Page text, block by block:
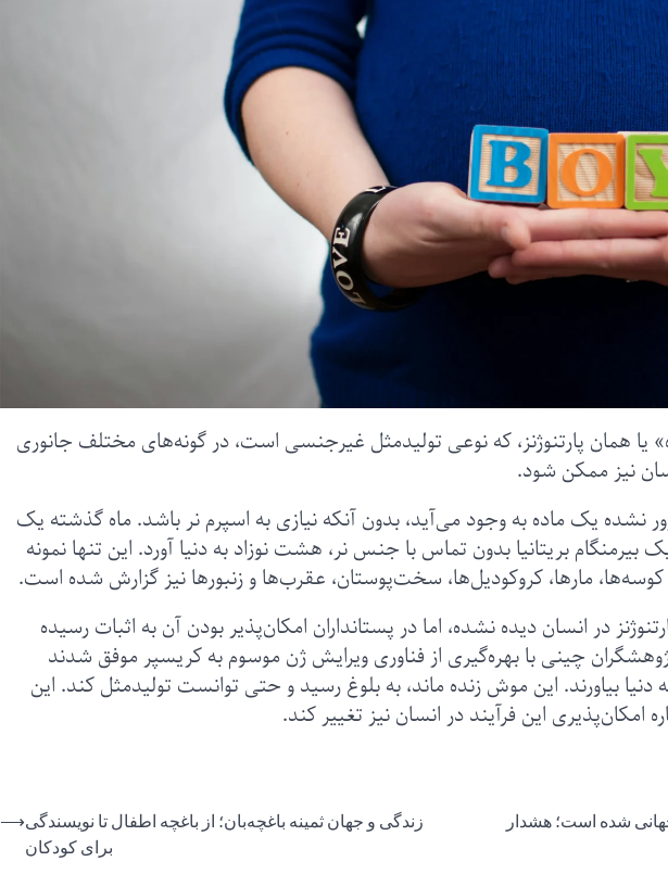
یا همان پارتنوژنز، که نوعی تولیدمثل غیرجنسی است، در گونه‌های مختلف جانوری
نیز ممکن شود.
نشده یک ماده به وجود می‌آید، بدون آنکه نیازی به اسپرم نر باشد. ماه گذشته یک
بریتانیا بدون تماس با جنس نر، هشت نوزاد به دنیا آورد. این تنها نمونه
مارها، کروکودیل‌ها، سخت‌پوستان، عقرب‌ها و زنبورها نیز گزارش شده است.
در انسان دیده نشده، اما در پستانداران امکان‌پذیر بودن آن به اثبات رسیده
گروهی از پژوهشگران چینی با بهره‌گیری از فناوری ویرایش ژن موسوم به کریسپر موفق شدند
دنیا بیاورند. این موش زنده ماند، به بلوغ رسید و حتی توانست تولیدمثل کند. این
امکان‌پذیری این فرآیند در انسان نیز تغییر کند.
شده است؛ هشدار
زندگی و جهان ثمینه باغچه‌بان؛ از باغچه‌ اطفال تا نویسندگی
برای کودکان
⟶